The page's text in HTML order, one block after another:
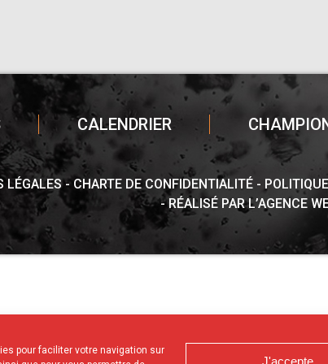
pour faciliter votre navigation sur
J'accepte
CALENDRIER
LÉGALES CHARTE DE CONFIDENTIALITÉ
RÉALISÉ PAR L’AGENCE